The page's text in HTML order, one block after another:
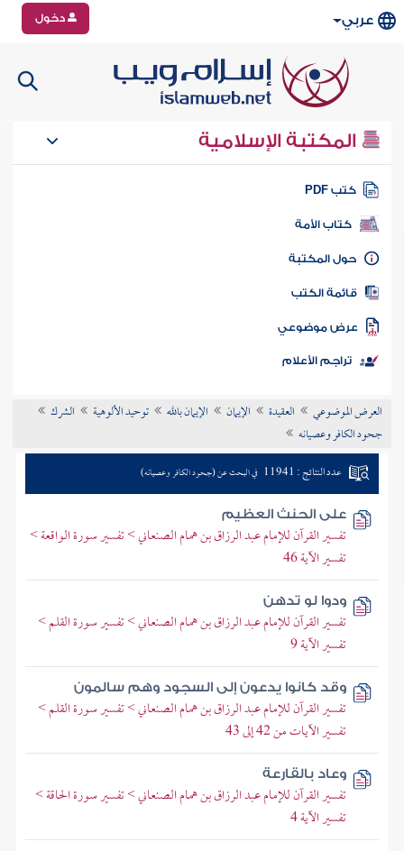
عربي دخول
المكتبة الإسلامية
كتب PDF
كتاب الأمة
المكتبة
الكتب
موضوعي
تراجم الأعلام
العرض الموضوعي العقيدة الإيمان الإيمان بالله توحيد الألوهية
الشرك
جحود الكافر وعصيانه
عدد النتائج : 11941 في البحث عن (جحود الكافر وعصيانه)
على الحنث العظيم
تفسير القرآن للإمام عبد الرزاق بن همام الصنعاني > تفسير سورة الواقعة >
تفسير الآية 46
ودوا لو تدهن
تفسير القرآن للإمام عبد الرزاق بن همام الصنعاني > تفسير سورة القلم >
تفسير الآية 9
وقد كانوا يدعون إلى السجود وهم سالمون
تفسير القرآن للإمام عبد الرزاق بن همام الصنعاني > تفسير سورة القلم >
تفسير الآيات من 42 إلى 43
وعاد بالقارعة
تفسير القرآن للإمام عبد الرزاق بن همام الصنعاني > تفسير سورة الحاقة >
تفسير الآية 4